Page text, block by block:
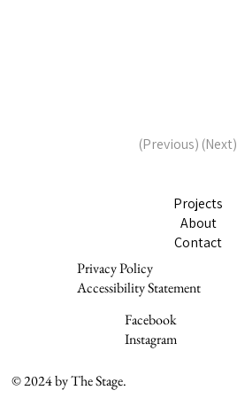
(Previous) (Next)
Projects
About
Contact
Privacy Policy
Accessibility Statement
Facebook
Instagram
© 2024 by The Stage.